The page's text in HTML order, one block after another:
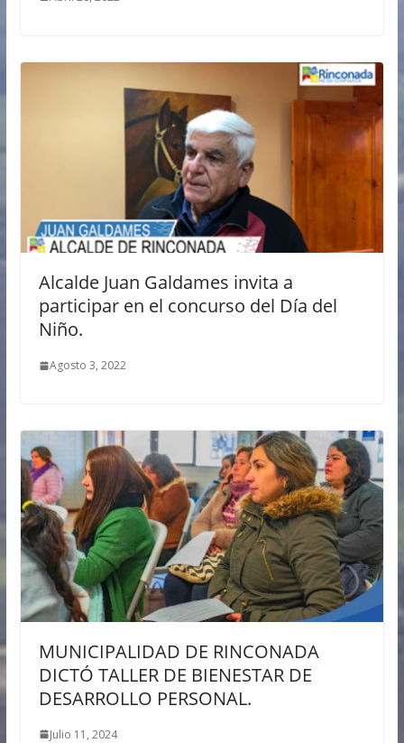
Alcalde Juan Galdames invita a
participar en el concurso del Día del
Niño.
Agosto 3, 2022
MUNICIPALIDAD DE RINCONADA
DICTÓ TALLER DE BIENESTAR DE
DESARROLLO PERSONAL.
Julio 11, 2024